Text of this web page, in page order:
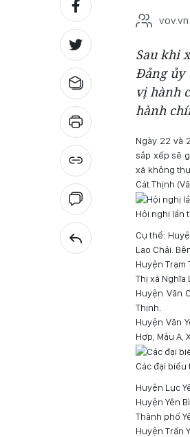
vov.vn
Sau khi
Đảng ủy
vị hành
hành
Ngày 22 và
sắp xếp sẽ
xã không
Cát Thịnh
Hội nghị lần
Cụ thể:
Lao Chải.
Huyện Trạm
Thị xã Nghĩa
Huyện Văn
Thịnh.
Huyện Văn
Hợp, Mậu A,
Các đại
Huyện Lục
Huyện Yên
Thành phố
Huyện Trấn